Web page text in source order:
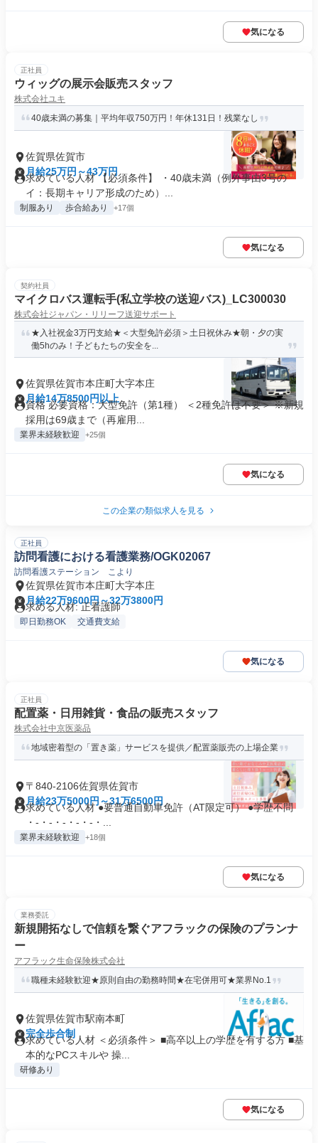
気になる
正社員
ウィッグの展示会販売スタッフ
株式会社ユキ
40歳未満の募集｜平均年収750万円！年休131日！残業なし
佐賀県佐賀市
月給25万円～43万円
求めている人材 【必須条件】 ・40歳未満（例外事由3号の
イ：長期キャリア形成のため）...
制服あり 歩合給あり +17個
気になる
契約社員
マイクロバス運転手(私立学校の送迎バス)_LC300030
株式会社ジャパン・リリーフ送迎サポート
★入社祝金3万円支給★＜大型免許必須＞土日祝休み★朝・夕の実
働5hのみ！子どもたちの安全を...
佐賀県佐賀市本庄町大字本庄
月給14万8500円以上
資格 必要資格：大型免許（第1種） ＜2種免許は不要＞ ※新規
採用は69歳まで（再雇用...
業界未経験歓迎 +25個
気になる
この企業の類似求人を見る
正社員
訪問看護における看護業務/OGK02067
訪問看護ステーション こより
佐賀県佐賀市本庄町大字本庄
月給22万9600円～32万3800円
求める人材: 正看護師
即日勤務OK 交通費支給
気になる
正社員
配置薬・日用雑貨・食品の販売スタッフ
株式会社中京医薬品
地域密着型の「置き薬」サービスを提供／配置薬販売の上場企業
〒840-2106佐賀県佐賀市
月給23万5000円～31万6500円
求めている人材 ●要普通自動車免許（AT限定可） ●学歴不問
・-・-・-・-・-・...
業界未経験歓迎 +18個
気になる
業務委託
新規開拓なしで信頼を繋ぐアフラックの保険のプランナ
ー
アフラック生命保険株式会社
職種未経験歓迎★原則自由の勤務時間★在宅併用可★業界No.1
佐賀県佐賀市駅南本町
完全歩合制
求めている人材 ＜必須条件＞ ■高卒以上の学歴を有する方 ■基
本的なPCスキルや 操...
研修あり
気になる